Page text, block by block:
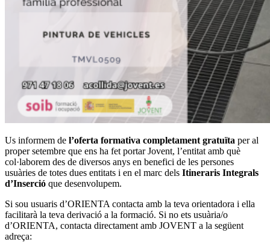
Us informem de l’oferta formativa completament gratuïta per al
proper setembre que ens ha fet portar Jovent, l’entitat amb què
col·laborem des de diversos anys en benefici de les persones
usuàries de totes dues entitats i en el marc dels Itineraris Integrals
d’Inserció que desenvolupem.
Si sou usuaris d’ORIENTA contacta amb la teva orientadora i ella
facilitarà la teva derivació a la formació. Si no ets usuària/o
d’ORIENTA, contacta directament amb JOVENT a la següent
adreça: